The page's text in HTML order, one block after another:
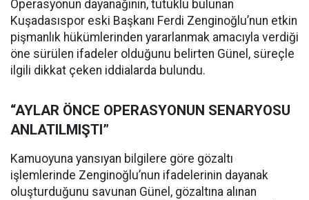
Operasyonun dayanağının, tutuklu bulunan
Kuşadasıspor eski Başkanı Ferdi Zenginoğlu’nun etkin
pişmanlık hükümlerinden yararlanmak amacıyla verdiği
öne sürülen ifadeler olduğunu belirten Günel, süreçle
ilgili dikkat çeken iddialarda bulundu.
“AYLAR ÖNCE OPERASYONUN SENARYOSU
ANLATILMIŞTI”
Kamuoyuna yansıyan bilgilere göre gözaltı
işlemlerinde Zenginoğlu’nun ifadelerinin dayanak
oluşturduğunu savunan Günel, gözaltına alınan